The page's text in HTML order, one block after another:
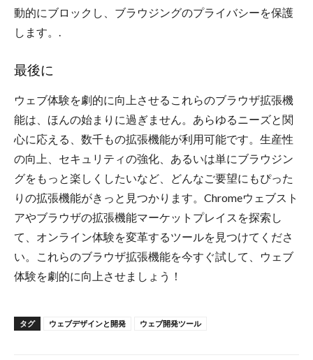
動的にブロックし、ブラウジングのプライバシーを保護
します。.
最後に
ウェブ体験を劇的に向上させるこれらのブラウザ拡張機
能は、ほんの始まりに過ぎません。あらゆるニーズと関
心に応える、数千もの拡張機能が利用可能です。生産性
の向上、セキュリティの強化、あるいは単にブラウジン
グをもっと楽しくしたいなど、どんなご要望にもぴった
りの拡張機能がきっと見つかります。Chromeウェブスト
アやブラウザの拡張機能マーケットプレイスを探索し
て、オンライン体験を変革するツールを見つけてくださ
い。これらのブラウザ拡張機能を今すぐ試して、ウェブ
体験を劇的に向上させましょう！
タグ ウェブデザインと開発 ウェブ開発ツール